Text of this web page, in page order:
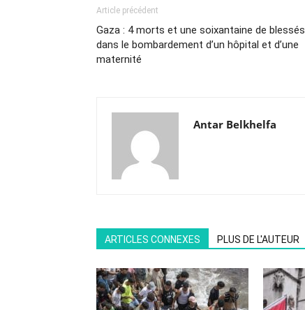
Article précédent
Gaza : 4 morts et une soixantaine de blessés
dans le bombardement d’un hôpital et d’une
maternité
Antar Belkhelfa
ARTICLES CONNEXES PLUS DE L'AUTEUR